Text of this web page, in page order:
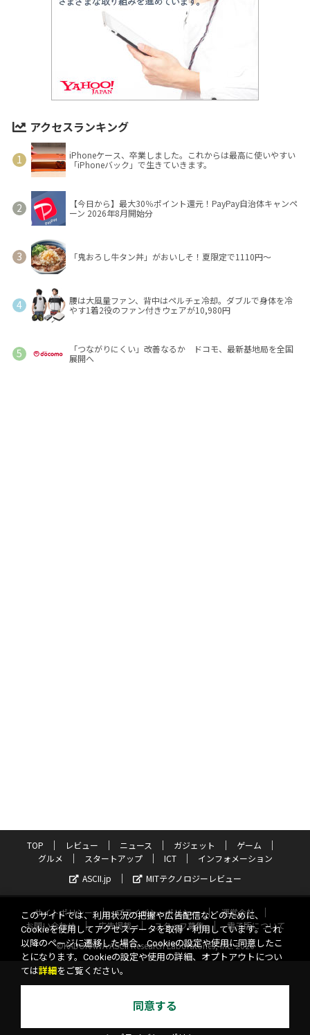
アクセスランキング
iPhoneケース、卒業しました。これからは最高に使いやすい
「iPhoneバック」で生きていきます。
【今日から】最大30％ポイント還元！PayPay自治体キャンペ
ーン 2026年8月開始分
「鬼おろし牛タン丼」がおいしそ！夏限定で1110円～
腰は大風量ファン、背中はペルチェ冷却。ダブルで身体を冷
やす1着2役のファン付きウェアが10,980円
「つながりにくい」改善なるか ドコモ、最新基地局を全国
展開へ
TOP レビュー ニュース ガジェット
ゲーム
グルメ
スタートアップ ICT
インフォメーション
ASCII.jp
MITテクノロジーレビュー
サイトポリシー プライバシーポリシー
運営会社
お問い合わせ
広告掲載 スタッフ募集
電子版について
©KADOKAWA ASCII Research Laboratories, Inc. 2026
このサイトでは、利用状況の把握や広告配信などのために、
Cookieを使用してアクセスデータを取得・利用しています。これ
以降のページに遷移した場合、Cookieの設定や使用に同意したこ
とになります。Cookieの設定や使用の詳細、オプトアウトについ
ては詳細 をご覧ください。
同意する